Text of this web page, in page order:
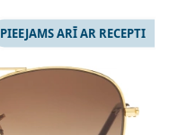
PIEEJAMS ARĪ AR RECEPTI